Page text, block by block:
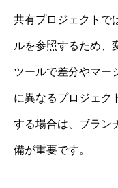
共有プロジェクトで
ルを参照するため、
ツールで差分やマー
に異なるプロジェク
する場合は、ブラン
備が重要です。